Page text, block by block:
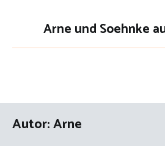
Arne und Soehnke
Autor:Arne